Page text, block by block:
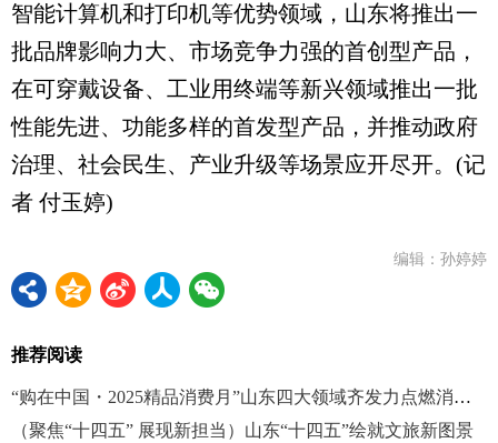
智能计算机和打印机等优势领域，山东将推出一
批品牌影响力大、市场竞争力强的首创型产品，
在可穿戴设备、工业用终端等新兴领域推出一批
性能先进、功能多样的首发型产品，并推动政府
治理、社会民生、产业升级等场景应开尽开。(记
者 付玉婷)
编辑：孙婷婷
推荐阅读
“购在中国・2025精品消费月”山东四大领域齐发力点燃消费热潮
（聚焦“十四五” 展现新担当）山东“十四五”绘就文旅新图景